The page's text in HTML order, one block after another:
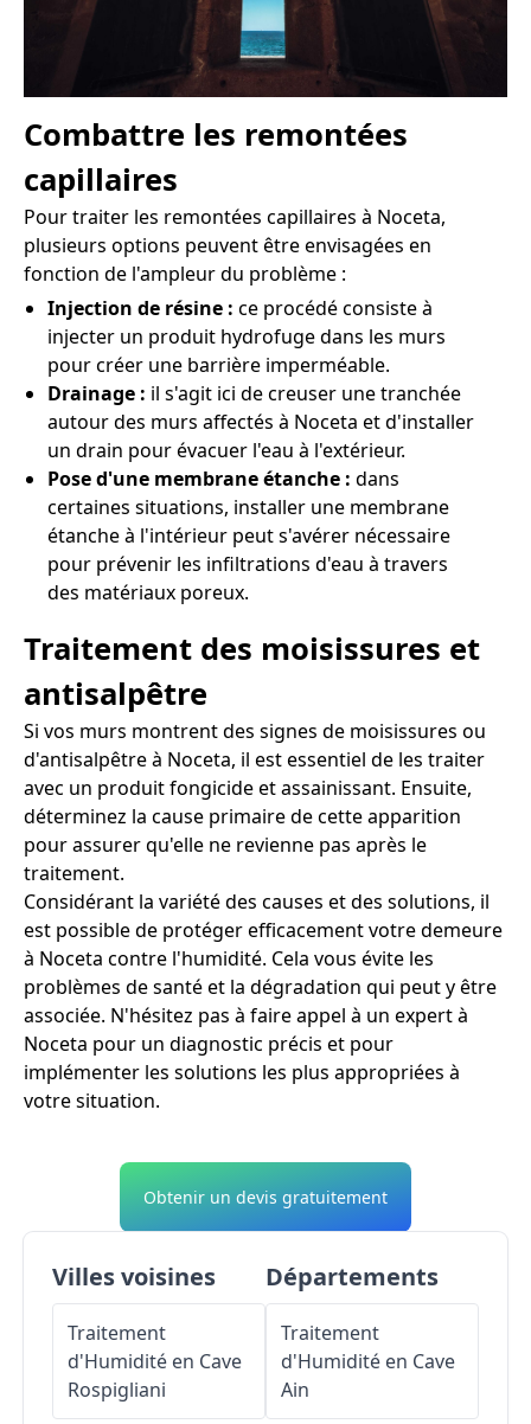
Combattre les remontées
capillaires
Pour traiter les remontées capillaires à Noceta,
plusieurs options peuvent être envisagées en
fonction de l'ampleur du problème :
Injection de résine : ce procédé consiste à
injecter un produit hydrofuge dans les murs
pour créer une barrière imperméable.
Drainage : il s'agit ici de creuser une tranchée
autour des murs affectés à Noceta et d'installer
un drain pour évacuer l'eau à l'extérieur.
Pose d'une membrane étanche : dans
certaines situations, installer une membrane
étanche à l'intérieur peut s'avérer nécessaire
pour prévenir les infiltrations d'eau à travers
des matériaux poreux.
Traitement des moisissures et
antisalpêtre
Si vos murs montrent des signes de moisissures ou
d'antisalpêtre à Noceta, il est essentiel de les traiter
avec un produit fongicide et assainissant. Ensuite,
déterminez la cause primaire de cette apparition
pour assurer qu'elle ne revienne pas après le
traitement.
Considérant la variété des causes et des solutions, il
est possible de protéger efficacement votre demeure
à Noceta contre l'humidité. Cela vous évite les
problèmes de santé et la dégradation qui peut y être
associée. N'hésitez pas à faire appel à un expert à
Noceta pour un diagnostic précis et pour
implémenter les solutions les plus appropriées à
votre situation.
Obtenir un devis gratuitement
Villes voisines
Traitement
d'Humidité en Cave
Rospigliani
Départements
Traitement
d'Humidité en Cave
Ain